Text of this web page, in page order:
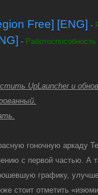
Free] [ENG] -
-
UpLauncher и
гоночную аркаду
с первой частью. А
графику,
стоит отметить